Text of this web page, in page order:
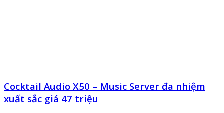
Cocktail Audio X50 – Music Server đa nhiệm
xuất sắc giá 47 triệu